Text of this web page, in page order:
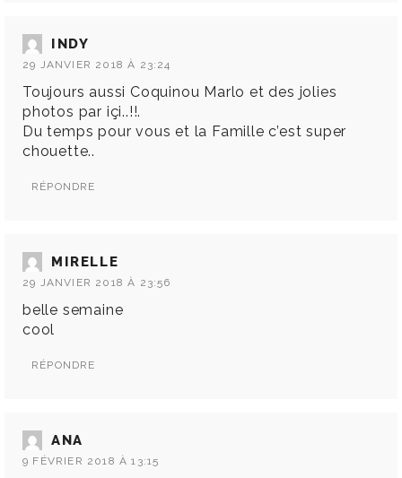
INDY
29 JANVIER 2018 À 23:24
Toujours aussi Coquinou Marlo et des jolies
photos par içi..!!.
Du temps pour vous et la Famille c’est super
chouette..
RÉPONDRE
MIRELLE
29 JANVIER 2018 À 23:56
belle semaine
cool
RÉPONDRE
ANA
9 FÉVRIER 2018 À 13:15